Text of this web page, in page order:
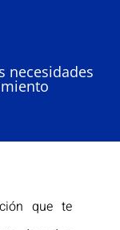
necesidades
que te